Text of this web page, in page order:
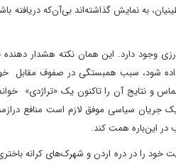
به نمایش گذاشته‌اند بی‌آن‌که دریافته
وجود دارد. این همان نکته‌ هشدار
شود، سبب همبستگی در صفوف مقابل
و نتایج آن را تاکنون یک «تراژدی»
جریان سیاسی موفق لازم است منافع
این‌باره همت کند.
خود را در دره اردن و شهرک‌های کرانه